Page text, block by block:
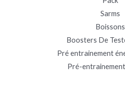
Sarms
Boissons
Boosters De
Pré entrainement
Pré-